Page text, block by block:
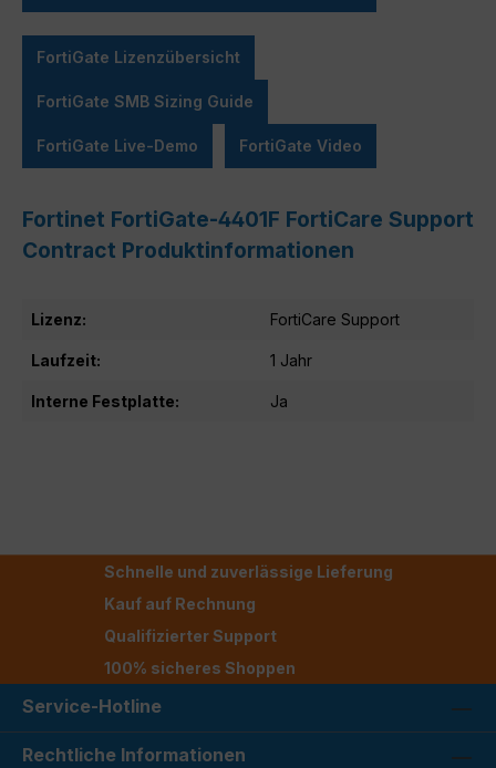
FortiGate Lizenzübersicht
FortiGate SMB Sizing Guide
FortiGate Live-Demo FortiGate Video
Fortinet FortiGate-4401F FortiCare Support
Contract Produktinformationen
Lizenz: FortiCare Support
Laufzeit: 1 Jahr
Interne Festplatte: Ja
Schnelle und zuverlässige Lieferung
Kauf auf Rechnung
Qualifizierter Support
100% sicheres Shoppen
Service-Hotline
Rechtliche Informationen